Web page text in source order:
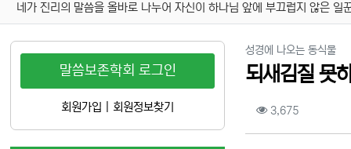
네가 진리의 말씀을 올바로 나누어 자신이 하나님 앞에 부끄럽지 않은
성경에 나오는 동식물분
되새김질 못
컨텐츠 정보
3,675조회
말씀보존학회 로그인
회원가입 회원정보찾기